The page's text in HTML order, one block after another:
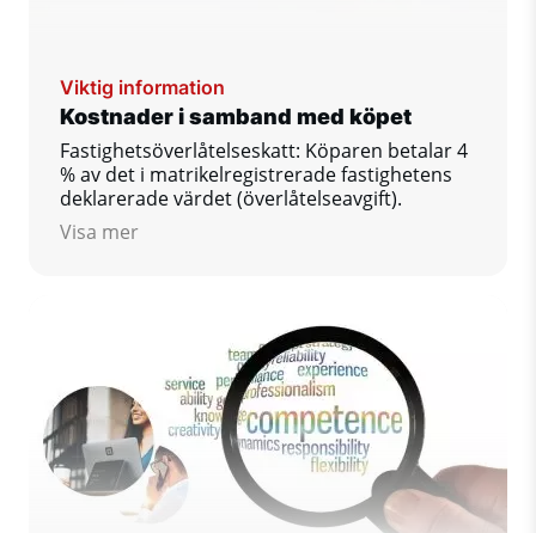
Viktig information
Kostnader i samband med köpet
Fastighetsöverlåtelseskatt: Köparen betalar 4
% av det i matrikelregistrerade fastighetens
deklarerade värdet (överlåtelseavgift).
Visa mer